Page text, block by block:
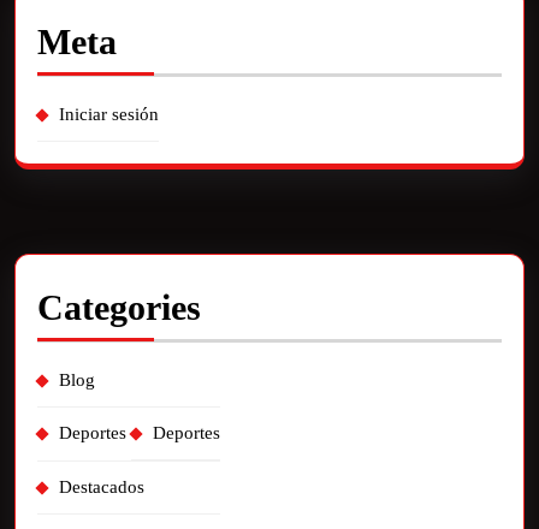
Meta
Iniciar sesión
Categories
Blog
Deportes Deportes
Destacados